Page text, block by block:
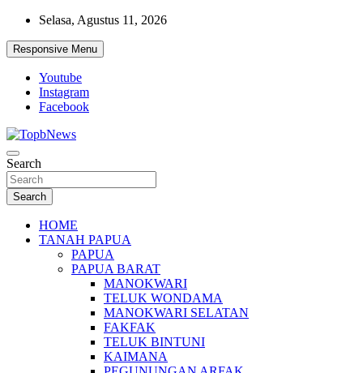
Skip
content
Selasa, Agustus 11, 2026
Responsive Menu
Youtube
Instagram
Facebook
Search
Search
HOME
TANAH PAPUA
PAPUA
PAPUA BARAT
MANOKWARI
TELUK WONDAMA
MANOKWARI SELATAN
FAKFAK
TELUK BINTUNI
KAIMANA